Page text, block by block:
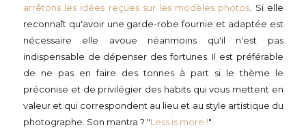
arrêtons les idées reçues sur les modèles photos . Si elle
reconnaît qu'avoir une garde-robe fournie et adaptée est
nécessaire elle avoue néanmoins qu'il n'est pas
indispensable de dépenser des fortunes. Il est préférable
de ne pas en faire des tonnes à part si le thème le
préconise et de privilégier des habits qui vous mettent en
valeur et qui correspondent au lieu et au style artistique du
photographe. Son mantra ? "Less is more !"